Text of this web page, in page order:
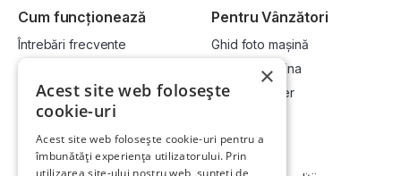
Cum funcționează
Întrebări frecvente
Cum vând la licitație?
Pentru Vânzători
Ghid foto mașină
Vinde-ți mașina
Devino dealer
Link-uri utile Compania
×
Acest site web folosește
cookie-uri
Acest site web folosește cookie-uri pentru a
îmbunătăți experiența utilizatorului. Prin
utilizarea site-ului nostru web, sunteți de